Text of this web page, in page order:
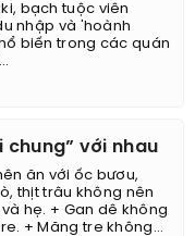
bạch tuộc viên
nhập và 'hoành
biến trong các quán
chung” với nhau
ăn với ốc bươu,
thịt trâu không nên
hẹ. + Gan dê không
+ Măng tre không...